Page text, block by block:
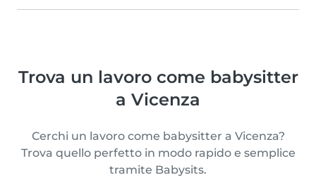
Trova un lavoro come babysitter
a Vicenza
Cerchi un lavoro come babysitter a Vicenza?
Trova quello perfetto in modo rapido e semplice
tramite Babysits.